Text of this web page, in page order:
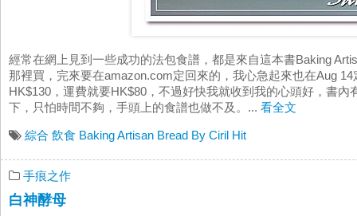
經常在網上見到一些成功的法包食譜，都是來自這本書Baking
那裡買，完來要在amazon.com定回來的，我心急起來也在Aug
HK$130，運費就要HK$80，不過好快我就收到我的心頭好，書
下，只怕時間不夠，手頭上的食譜也做不及。... 看全文
綜合 飲食 Baking Artisan Bread By Ciril Hit
手痕之作
白神酵母